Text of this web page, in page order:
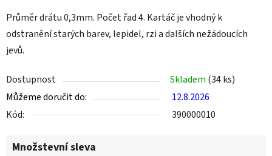
Průměr drátu 0,3mm. Počet řad 4. Kartáč je vhodný k
odstranění starých barev, lepidel, rzi a dalších nežádoucích
jevů.
Dostupnost Skladem (34 ks)
Můžeme doručit do:
12.8.2026
Kód:
390000010
Množstevní sleva